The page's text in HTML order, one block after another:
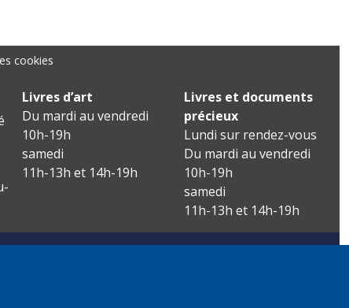
cookies
Livres d’art
Du mardi au vendredi
10h-19h
samedi
11h-13h et 14h-19h
Livres et documents
précieux
Lundi sur rendez-vous
Du mardi au vendredi
10h-19h
samedi
11h-13h et 14h-19h